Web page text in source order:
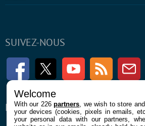
SUIVEZ-NOUS
FacebookTwitter Youtube RSS
ENTREPRISE À
Welcome
With our 226partners , we wish to store
your devices (cookies, pixels in emails,
your personal data with our partners,